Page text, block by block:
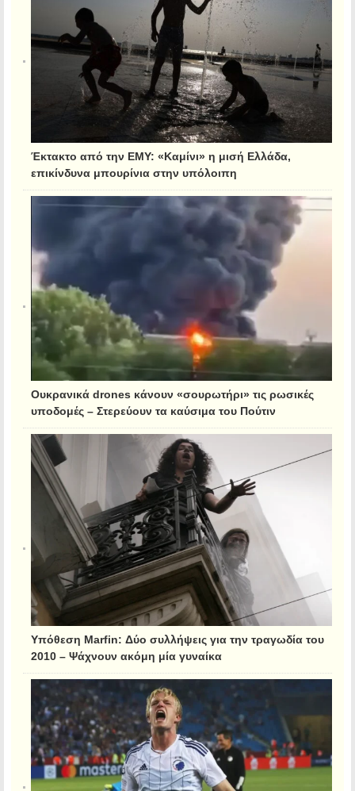
Έκτακτο από την ΕΜΥ: «Καμίνι» η μισή Ελλάδα,
επικίνδυνα μπουρίνια στην υπόλοιπη
Ουκρανικά drones κάνουν «σουρωτήρι» τις ρωσικές
υποδομές – Στερεύουν τα καύσιμα του Πούτιν
Υπόθεση Marfin: Δύο συλλήψεις για την τραγωδία του
2010 – Ψάχνουν ακόμη μία γυναίκα